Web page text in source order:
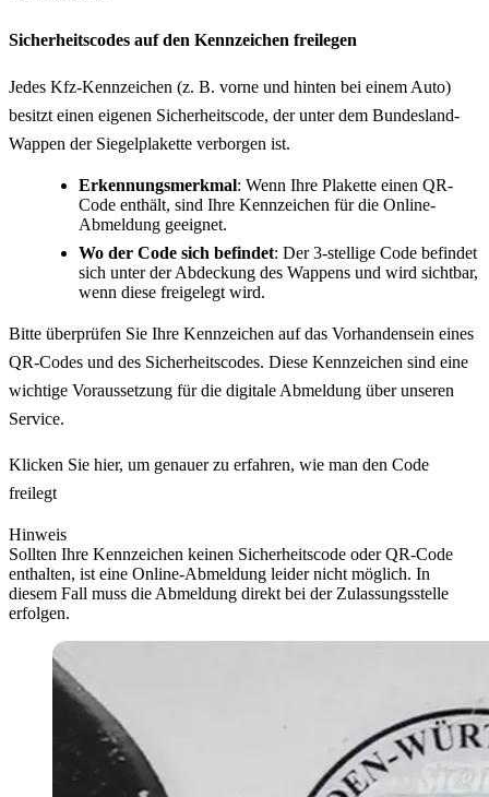
Sicherheitscodes auf den Kennzeichen freilegen
Jedes Kfz-Kennzeichen (z. B. vorne und hinten bei einem Auto)
besitzt einen eigenen Sicherheitscode, der unter dem Bundesland-
Wappen der Siegelplakette verborgen ist.
Erkennungsmerkmal: Wenn Ihre Plakette einen QR-
Code enthält, sind Ihre Kennzeichen für die Online-
Abmeldung geeignet.
Wo der Code sich befindet: Der 3-stellige Code befindet
sich unter der Abdeckung des Wappens und wird sichtbar,
wenn diese freigelegt wird.
Bitte überprüfen Sie Ihre Kennzeichen auf das Vorhandensein eines
QR-Codes und des Sicherheitscodes. Diese Kennzeichen sind eine
wichtige Voraussetzung für die digitale Abmeldung über unseren
Service.
Klicken Sie hier, um genauer zu erfahren, wie man den Code
freilegt
Hinweis
Sollten Ihre Kennzeichen keinen Sicherheitscode oder QR-Code
enthalten, ist eine Online-Abmeldung leider nicht möglich. In
diesem Fall muss die Abmeldung direkt bei der Zulassungsstelle
erfolgen.